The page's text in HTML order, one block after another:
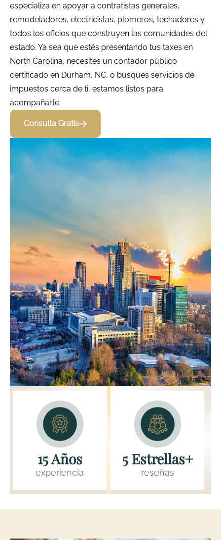
especializa en apoyar a contratistas generales,
remodeladores, electricistas, plomeros, techadores y
todos los oficios que construyen las comunidades del
estado. Ya sea que estés presentando tus taxes en
North Carolina, necesites un contador público
certificado en Durham, NC, o busques servicios de
impuestos cerca de ti, estamos listos para
acompañarte.
Consulta Gratis
15 Años
experiencia
5 Estrellas+
reseñas